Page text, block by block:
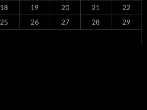
18 19 20 21
22
25 26 27 28
29